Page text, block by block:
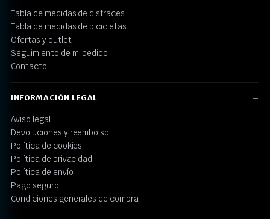
Tabla de medidas de disfraces
Tabla de medidas de bicicletas
Ofertas y outlet
Seguimiento de mi pedido
Contacto
INFORMACIÓN LEGAL
Aviso legal
Devoluciones y reembolso
Política de cookies
Política de privacidad
Política de envío
Pago seguro
Condiciones generales de compra